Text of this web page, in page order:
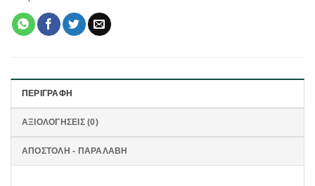
ΠΕΡΙΓΡΑΦΉ
ΑΞΙΟΛΟΓΉΣΕΙΣ (0)
ΑΠΟΣΤΟΛΗ - ΠΑΡΑΛΑΒΗ